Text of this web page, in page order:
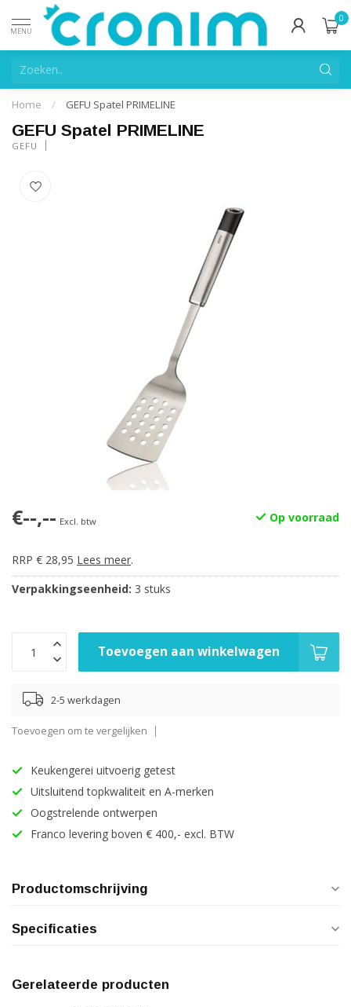
MENU
0
Home / GEFU Spatel PRIMELINE
GEFU Spatel PRIMELINE
GEFU
€--,-- Excl. btw Op voorraad
RRP € 28,95 Lees meer.
Verpakkingseenheid: 3 stuks
Toevoegen aan winkelwagen
2-5 werkdagen
Toevoegen om te vergelijken
Keukengerei uitvoerig getest
Uitsluitend topkwaliteit en A-merken
Oogstrelende ontwerpen
Franco levering boven € 400,- excl. BTW
Productomschrijving
Specificaties
Gerelateerde producten